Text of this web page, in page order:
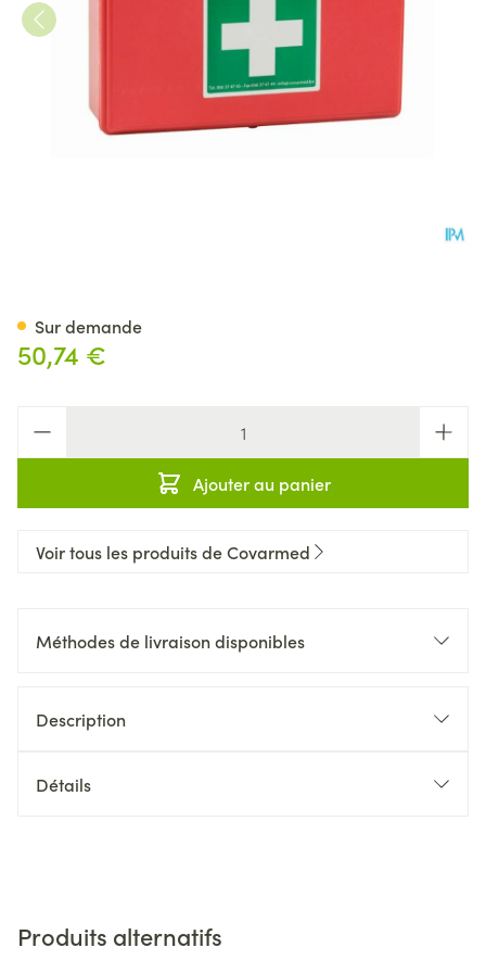
50,74 €
Ajouter au panier
Sur demande
Voir tous les produits de Covarmed
Méthodes de livraison disponibles
Description
Détails
Produits alternatifs